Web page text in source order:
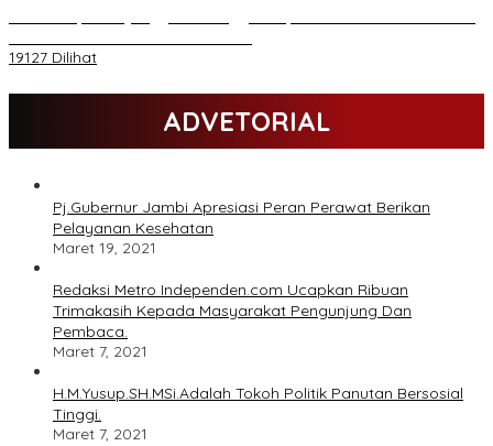
19127 Dilihat
ADVETORIAL
Pj.Gubernur Jambi Apresiasi Peran Perawat Berikan
Pelayanan Kesehatan
Maret 19, 2021
Redaksi Metro Independen.com Ucapkan Ribuan
Trimakasih Kepada Masyarakat Pengunjung Dan
Pembaca.
Maret 7, 2021
H.M.Yusup.SH.MSi.Adalah Tokoh Politik Panutan Bersosial
Tinggi.
Maret 7, 2021